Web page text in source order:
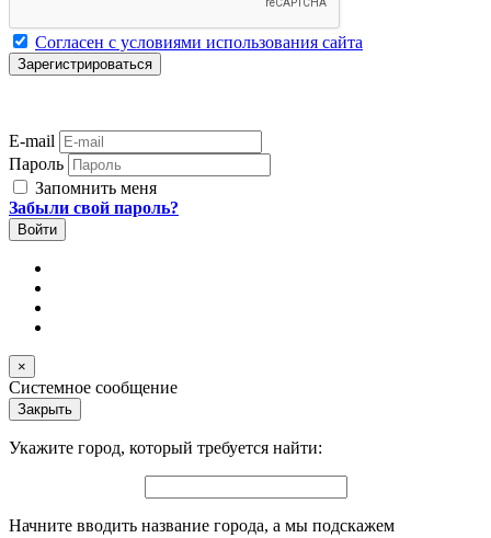
Согласен с условиями использования сайта
E-mail
Пароль
Запомнить меня
Забыли свой пароль?
×
Системное сообщение
Закрыть
Укажите город, который требуется найти:
Начните вводить название города, а мы подскажем